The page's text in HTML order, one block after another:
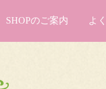
SHOPのご案内 よ